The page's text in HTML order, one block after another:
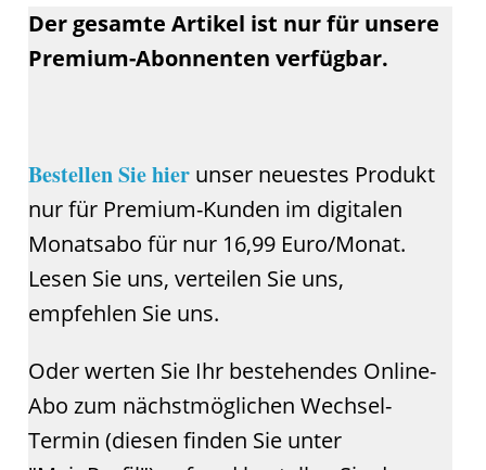
Der gesamte Artikel ist nur für unsere
Premium-Abonnenten verfügbar.
Bestellen Sie hier unser neuestes Produkt
nur für Premium-Kunden im digitalen
Monatsabo für nur 16,99 Euro/Monat.
Lesen Sie uns, verteilen Sie uns,
empfehlen Sie uns.
Oder werten Sie Ihr bestehendes Online-
Abo zum nächstmöglichen Wechsel-
Termin (diesen finden Sie unter